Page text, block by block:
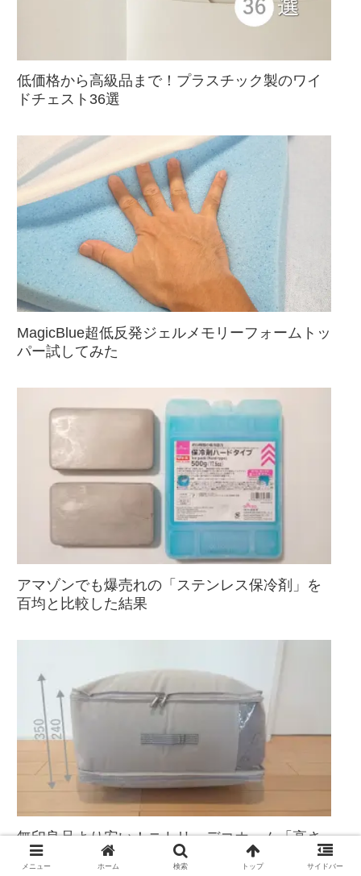
低価格から高級品まで！プラスチック製のワイ
ドチェスト36選
MagicBlue超低反発ジェルメモリーフォームトッ
パー試してみた
アマゾンでも爆売れの「ステンレス保冷剤」を
百均と比較した結果
無印良品より安い！ニトリ・デコホーム「高さ
が変わる布団収納袋」
メニュー ホーム 検索 トップ サイドバー